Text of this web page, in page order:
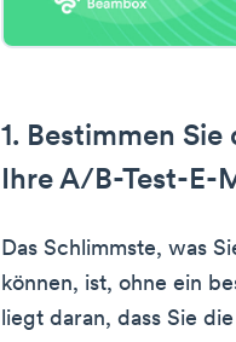
1. Bestimmen
Ihre A/B-Test-E-
Das Schlimmste, was
können, ist, ohne ein
liegt daran, dass Sie